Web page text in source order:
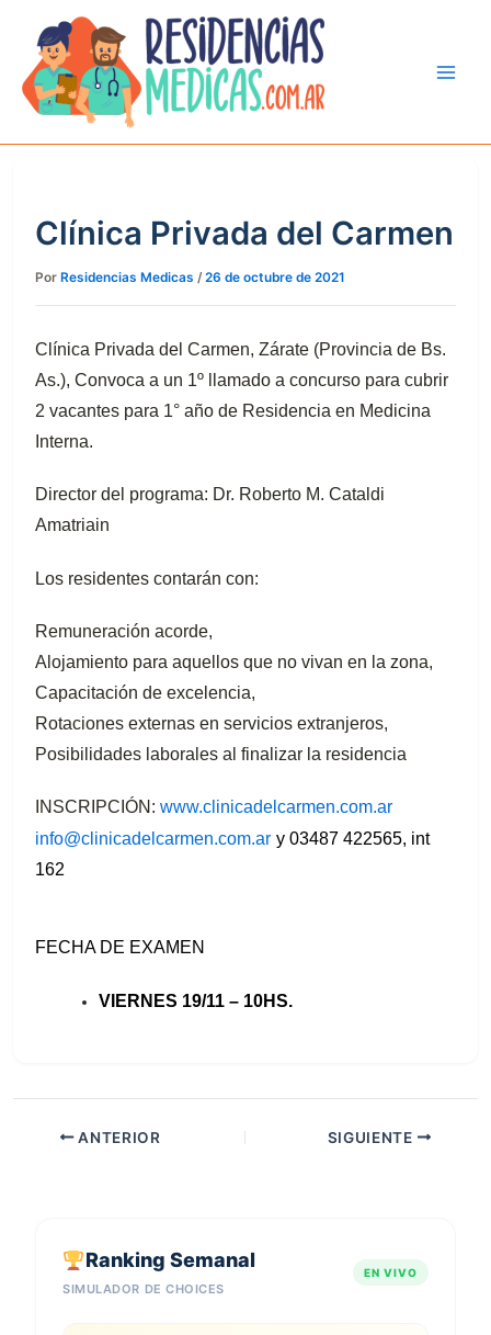
contenido
Clínica Privada del Carmen
Por Residencias Medicas /26 de octubre de 2021
Clínica Privada del Carmen, Zárate (Provincia de Bs.
As.), Convoca a un 1º llamado a concurso para cubrir
2 vacantes para 1° año de Residencia en Medicina
Interna.
Director del programa: Dr. Roberto M. Cataldi
Amatriain
Los residentes contarán con:
Remuneración acorde,
Alojamiento para aquellos que no vivan en la zona,
Capacitación de excelencia,
Rotaciones externas en servicios extranjeros,
Posibilidades laborales al finalizar la residencia
INSCRIPCIÓN: www.clinicadelcarmen.com.ar
info@clinicadelcarmen.com.ar y 03487 422565, int
162
FECHA DE EXAMEN
VIERNES 19/11 – 10HS.
ANTERIOR SIGUIENTE
Ranking Semanal
SIMULADOR DE CHOICES
EN VIVO